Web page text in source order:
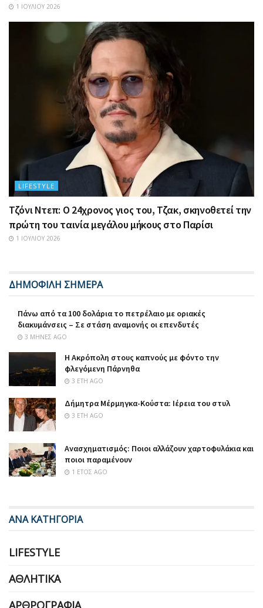
1 ΙΟΥΛΊΟΥ 2026
LIFESTYLE
Τζόνι Ντεπ: Ο 24χρονος γιος του, Τζακ, σκηνοθετεί την
πρώτη του ταινία μεγάλου μήκους στο Παρίσι
1 ΙΟΥΛΊΟΥ 2026
ΔΗΜΟΦΙΛΗ ΣΗΜΕΡΑ
Πάνω από τα 100 δολάρια το πετρέλαιο με οριακές
διακυμάνσεις – Σε στάση αναμονής οι επενδυτές
3 ΜΉΝΕΣ AGO
Η Ακρόπολη στους καπνούς με φόντο την
φλεγόμενη Πάρνηθα
3 ΈΤΗ AGO
Δήμητρα Μέρμηγκα-Κούστα: Ιέρεια του στυλ
3 ΈΤΗ AGO
Ανασχηματισμός: Ποιοι αλλάζουν χαρτοφυλάκια και
ποιοι παραμένουν
1 ΈΤΟΣ AGO
ΑΝΑ ΚΑΤΗΓΟΡΙΑ
LIFESTYLE
ΑΘΛΗΤΙΚΆ
ΑΡΘΡΟΓΡΑΦΊΑ